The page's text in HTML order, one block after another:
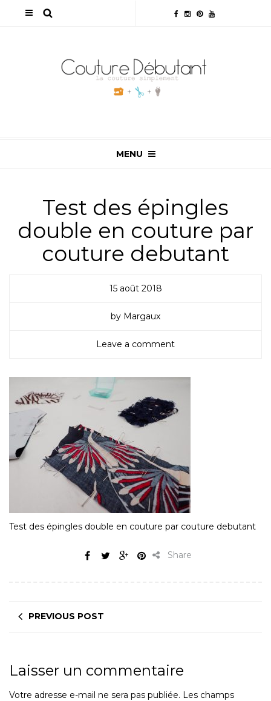
MENU
Test des épingles
double en couture par
couture debutant
15 août 2018
by Margaux
Leave a comment
Test des épingles double en couture par couture debutant
Share
PREVIOUS POST
Laisser un commentaire
Votre adresse e-mail ne sera pas publiée. Les champs